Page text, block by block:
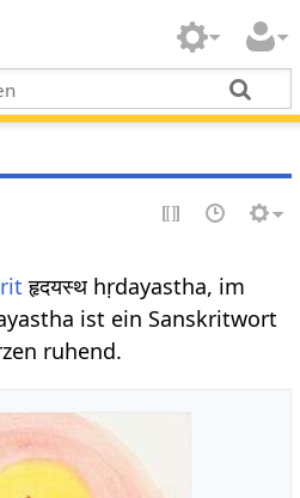
हृदयस्थ hṛdayastha, im
ist ein Sanskritwort
ruhend.